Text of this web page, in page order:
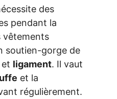
des
pendant la
vêtements
soutien-gorge de
et ligament. Il vaut
et la
régulièrement.